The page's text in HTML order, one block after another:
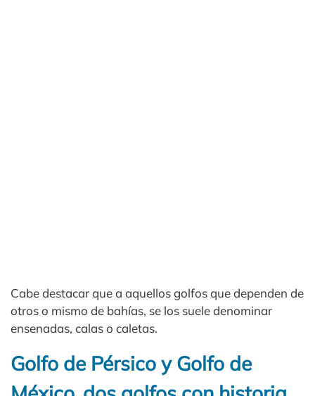
Cabe destacar que a aquellos golfos que dependen de
otros o mismo de bahías, se los suele denominar
ensenadas, calas o caletas.
Golfo de Pérsico y Golfo de